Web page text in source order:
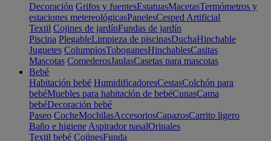
Decoración Grifos y fuentesEstatuasMacetasTermómetros y
estaciones metereológicasPanelesCesped Artificial
Textil Cojines de jardínFundas de jardín
Piscina PlegableLimpieza de piscinasDuchaHinchable
Juguetes ColumpiosToboganesHinchablesCasitas
Mascotas ComederosJaulasCasetas para mascotas
Bebé
Habitación bebé HumidificadoresCestasColchón para
bebéMuebles para habitación de bebéCunasCama
bebéDecoración bebé
Paseo CocheMochilasAccesoriosCapazosCarrito ligero
Baño e higiene Aspirador nasalOrinales
Textil bebé CojinesFunda